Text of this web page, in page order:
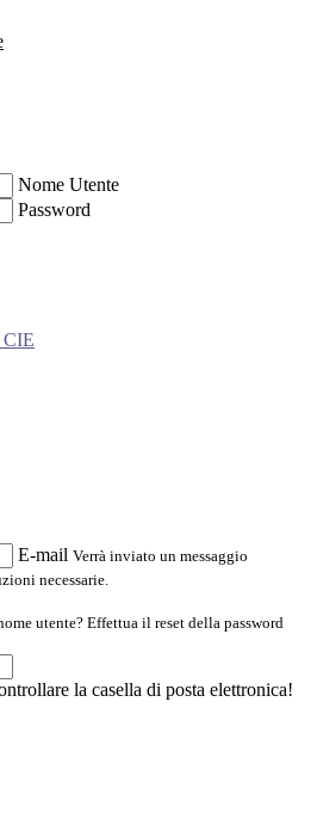
Nome Utente
Password
CIE
E-mail Verrà inviato un messaggio
necessarie.
utente? Effettua il reset della password
la casella di posta elettronica!